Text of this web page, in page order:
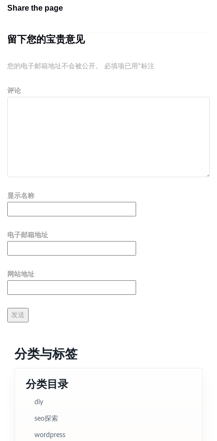
Share the page
留下您的宝贵意见
您的电子邮箱地址不会被公开。 必填项已用 *标注
评论
显示名称
电子邮箱地址
网站地址
分类与标签
分类目录
diy
seo探索
wordpress